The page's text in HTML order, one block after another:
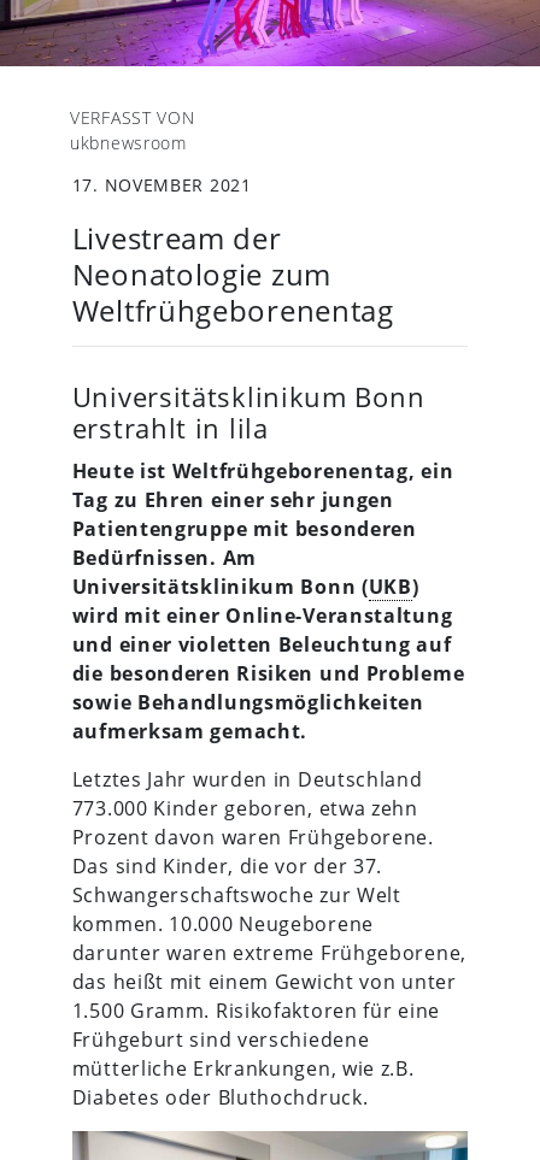
VERFASST VON
ukbnewsroom
17. NOVEMBER 2021
Livestream der
Neonatologie zum
Weltfrühgeborenentag
Universitätsklinikum Bonn
erstrahlt in lila
Heute ist Weltfrühgeborenentag, ein
Tag zu Ehren einer sehr jungen
Patientengruppe mit besonderen
Bedürfnissen. Am
Universitätsklinikum Bonn (UKB)
wird mit einer Online-Veranstaltung
und einer violetten Beleuchtung auf
die besonderen Risiken und Probleme
sowie Behandlungsmöglichkeiten
aufmerksam gemacht.
Letztes Jahr wurden in Deutschland
773.000 Kinder geboren, etwa zehn
Prozent davon waren Frühgeborene.
Das sind Kinder, die vor der 37.
Schwangerschaftswoche zur Welt
kommen. 10.000 Neugeborene
darunter waren extreme Frühgeborene,
das heißt mit einem Gewicht von unter
1.500 Gramm. Risikofaktoren für eine
Frühgeburt sind verschiedene
mütterliche Erkrankungen, wie z.B.
Diabetes oder Bluthochdruck.